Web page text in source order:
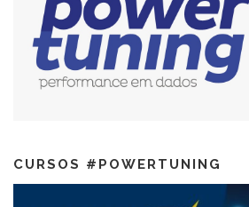
CURSOS #POWERTUNING